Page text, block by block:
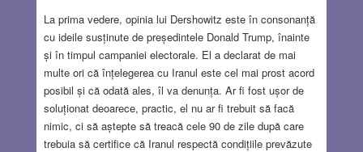
La prima vedere, opinia lui Dershowitz este în consonanță
cu ideile susținute de președintele Donald Trump, înainte
și în timpul campaniei electorale. El a declarat de mai
multe ori că înțelegerea cu Iranul este cel mai prost acord
posibil și că odată ales, îl va denunța. Ar fi fost ușor de
soluționat deoarece, practic, el nu ar fi trebuit să facă
nimic, ci să aștepte să treacă cele 90 de zile după care
trebuia să certifice că Iranul respectă condițiile prevăzute